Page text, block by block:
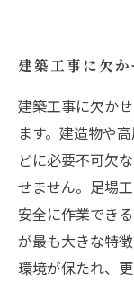
建築工事に欠か
建築工事に欠か
ます。建造物や
どに必要不可欠
せません。足場
安全に作業でき
が最も大きな特
環境が保たれ、